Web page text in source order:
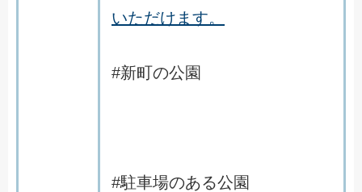
いただけます。
#新町の公園
#駐車場のある公園